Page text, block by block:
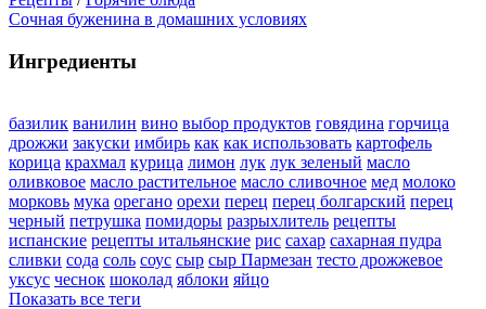
Сочная буженина в домашних условиях
Ингредиенты
базилик ванилин вино выбор продуктов говядина горчица
дрожжи закуски имбирь как как использовать картофель
корица крахмал курица лимон лук лук зеленый масло
оливковое масло растительное масло сливочное мед молоко
морковь мука орегано орехи перец перец болгарский перец
черный петрушка помидоры разрыхлитель рецепты
испанские рецепты итальянские рис сахар сахарная пудра
сливки сода соль соус сыр сыр Пармезан тесто дрожжевое
уксус чеснок шоколад яблоки яйцо
Показать все теги